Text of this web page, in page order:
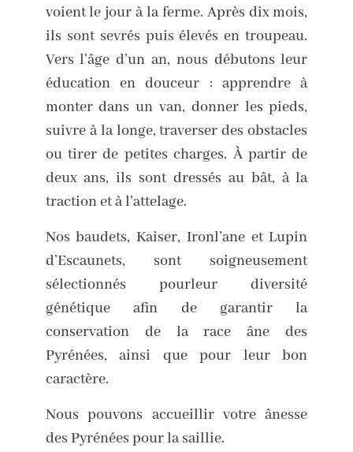
voient le jour à la ferme. Après dix mois,
ils sont sevrés puis élevés en troupeau.
Vers l’âge d’un an, nous débutons leur
éducation en douceur : apprendre à
monter dans un van, donner les pieds,
suivre à la longe, traverser des obstacles
ou tirer de petites charges. À partir de
deux ans, ils sont dressés au bât, à la
traction et à l’attelage.
Nos baudets, Kaiser, Ironl’ane et Lupin
d’Escaunets, sont soigneusement
sélectionnés pourleur diversité
génétique afin de garantir la
conservation de la race âne des
Pyrénées, ainsi que pour leur bon
caractère.
Nous pouvons accueillir votre ânesse
des Pyrénées pour la saillie.